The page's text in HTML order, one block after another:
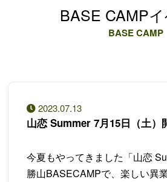
BASE CAMP
BASE CAMP
2023.07.13
山恋 Summer 7月15日（土）
今夏もやってきました「山恋
勝山BASECAMPで、楽しい異